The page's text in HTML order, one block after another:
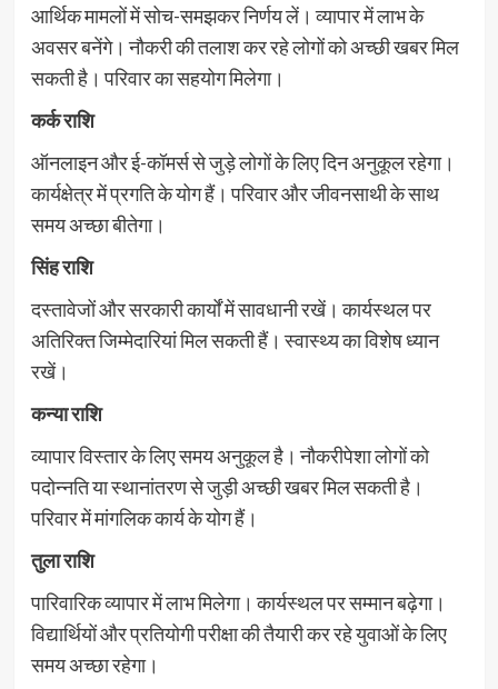
आर्थिक मामलों में सोच-समझकर निर्णय लें। व्यापार में लाभ के
अवसर बनेंगे। नौकरी की तलाश कर रहे लोगों को अच्छी खबर मिल
सकती है। परिवार का सहयोग मिलेगा।
कर्क राशि
ऑनलाइन और ई-कॉमर्स से जुड़े लोगों के लिए दिन अनुकूल रहेगा।
कार्यक्षेत्र में प्रगति के योग हैं। परिवार और जीवनसाथी के साथ
समय अच्छा बीतेगा।
सिंह राशि
दस्तावेजों और सरकारी कार्यों में सावधानी रखें। कार्यस्थल पर
अतिरिक्त जिम्मेदारियां मिल सकती हैं। स्वास्थ्य का विशेष ध्यान
रखें।
कन्या राशि
व्यापार विस्तार के लिए समय अनुकूल है। नौकरीपेशा लोगों को
पदोन्नति या स्थानांतरण से जुड़ी अच्छी खबर मिल सकती है।
परिवार में मांगलिक कार्य के योग हैं।
तुला राशि
पारिवारिक व्यापार में लाभ मिलेगा। कार्यस्थल पर सम्मान बढ़ेगा।
विद्यार्थियों और प्रतियोगी परीक्षा की तैयारी कर रहे युवाओं के लिए
समय अच्छा रहेगा।